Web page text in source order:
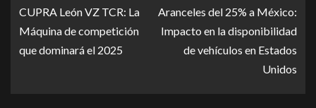
CUPRA León VZ TCR: La
Máquina de competición
que dominará el 2025
Aranceles del 25% a México:
Impacto en la disponibilidad
de vehículos en Estados
Unidos